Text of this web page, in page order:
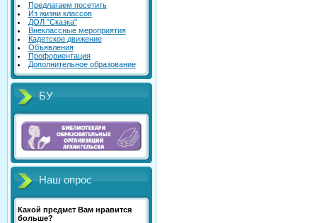
Предлагаем посетить
Из жизни классов
ДОЛ "Сказка"
Внеклассные мероприятия
Кадетское движение
Объявления
Профориентация
Дополнительное образование
БУ
Наш опрос
Какой предмет Вам нравится
больше?